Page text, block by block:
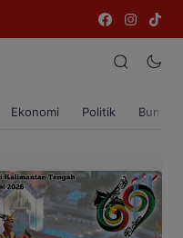
Ekonomi Politik Bumi